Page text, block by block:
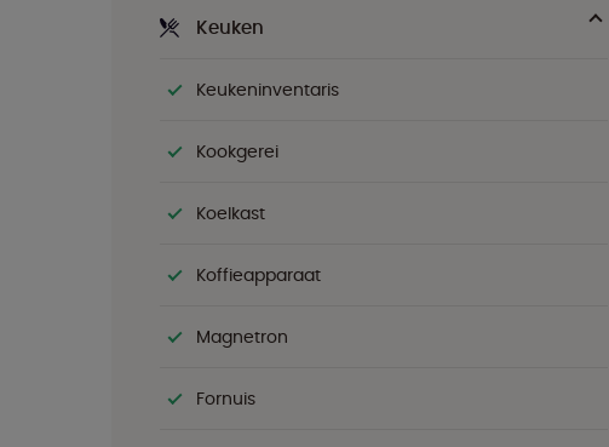
Keuken
Keukeninventaris
Kookgerei
Koelkast
Koffieapparaat
Magnetron
Fornuis